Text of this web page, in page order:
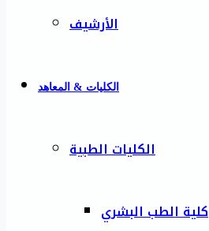
الأرشيف
الكليات & المعاهد
الكليات الطبية
كلية الطب البشري